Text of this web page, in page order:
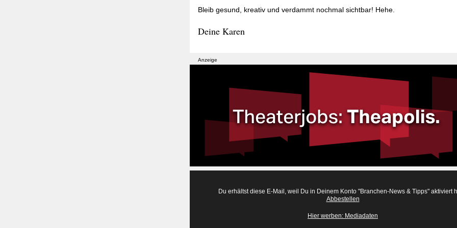
Bleib gesund, kreativ und verdammt nochmal sichtbar! Hehe.
Deine Karen
Anzeige
Du erhältst diese E-Mail, weil Du in Deinem Konto "Branchen-News & Tipps" aktiviert
Abbestellen
Hier werben: Mediadaten